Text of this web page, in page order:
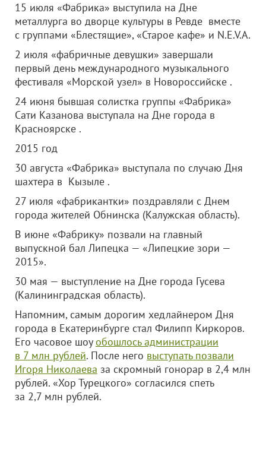
15 июля «Фабрика» выступила на Дне
металлурга во дворце культуры в Ревде вместе
с группами «Блестящие», «Старое кафе» и N.E.V.A.
2 июля «фабричные девушки» завершали
первый день международного музыкального
фестиваля «Морской узел» в Новороссийске .
24 июня бывшая солистка группы «Фабрика»
Сати Казанова выступала на Дне города в
Красноярске .
2015 год
30 августа «Фабрика» выступала по случаю Дня
шахтера в Кызыле .
27 июля «фабрикантки» поздравляли с Днем
города жителей Обнинска (Калужская область).
В июне «Фабрику» позвали на главный
выпускной бал Липецка — «Липецкие зори —
2015».
30 мая — выступление на Дне города Гусева
(Калининградская область).
Напомним, самым дорогим хедлайнером Дня
города в Екатеринбурге стал Филипп Киркоров.
Его часовое шоуобошлось администрации
в 7 млн рублей. После него выступать позвали
Игоря Николаева за скромный гонорар в 2,4 млн
рублей. «Хор Турецкого» согласился спеть
за 2,7 млн рублей.